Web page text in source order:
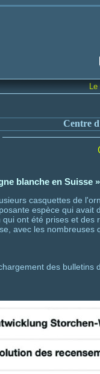
Le
Centre d'Etude et
blanche en Suisse
casquettes de
espèce qui avait
ont été prises et
avec les
des bulletins